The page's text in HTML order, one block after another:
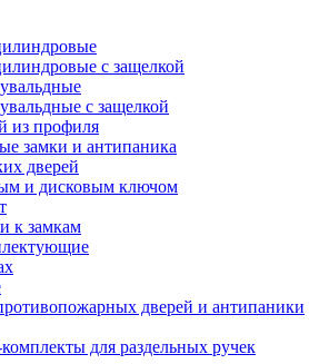
с защелкой
с защелкой
из профиля
замки и антипаника
дверей
и дисковым ключом
к замкам
дверей и антипаники
для раздельных ручек